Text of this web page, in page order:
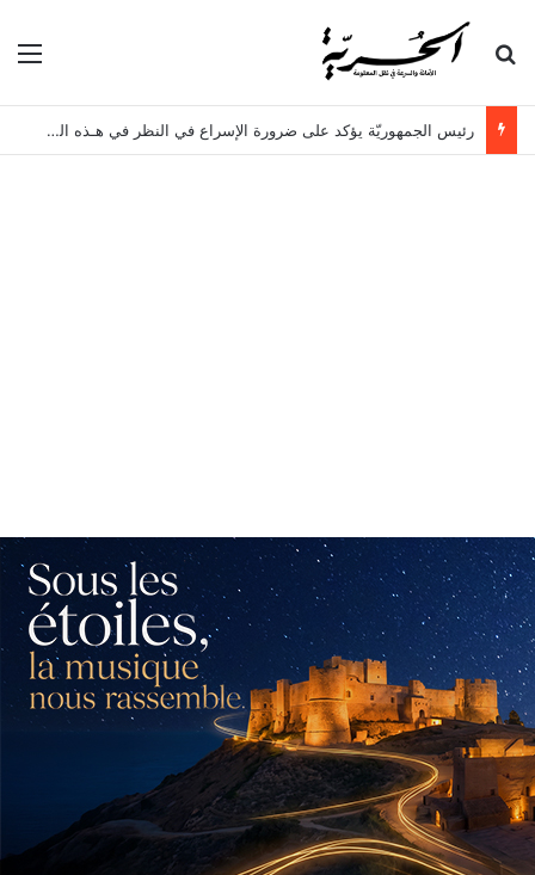
بحث عن
رئيس الجمهوريّة يؤكد على ضرورة الإسراع في النظر في هـذه الملفات